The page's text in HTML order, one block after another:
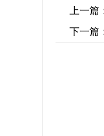
上一篇
下一篇